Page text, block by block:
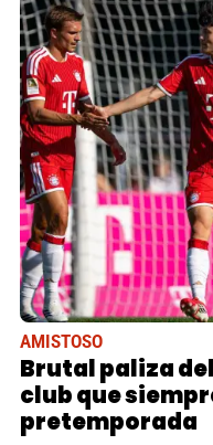
AMISTOSO
Brutal paliza
club que
pretemporada